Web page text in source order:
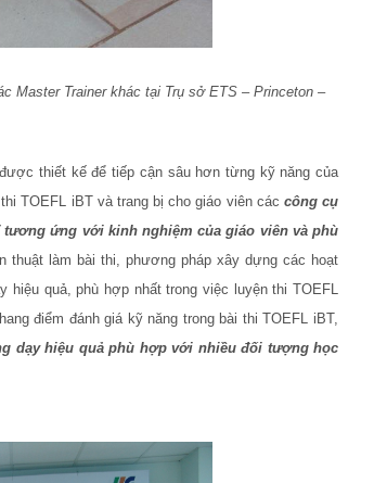
Master Trainer khác tại Trụ sở ETS – Princeton –
thiết kế để tiếp cận sâu hơn từng kỹ năng của
TOEFL iBT và trang bị cho giáo viên các công cụ
ứng với kinh nghiệm của giáo viên và phù
thuật làm bài thi, phương pháp xây dựng các hoạt
hiệu quả, phù hợp nhất trong việc luyện thi TOEFL
điểm đánh giá kỹ năng trong bài thi TOEFL iBT,
dạy hiệu quả phù hợp với nhiều đối tượng học